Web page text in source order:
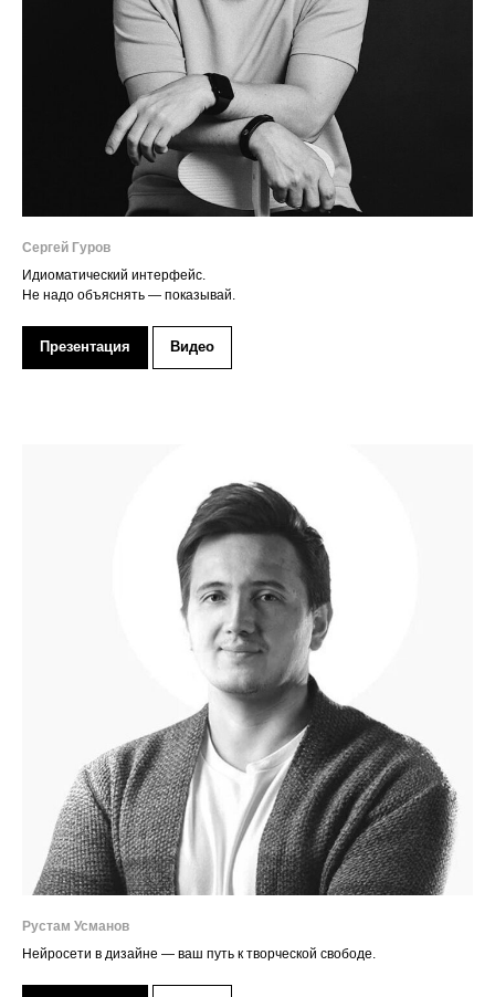
Сергей Гуров
Идиоматический интерфейс.
Не надо объяснять — показывай.
Презентация Видео
Рустам Усманов
Нейросети в дизайне — ваш путь к творческой свободе.